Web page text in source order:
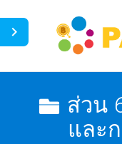
News
ส่วน
และ